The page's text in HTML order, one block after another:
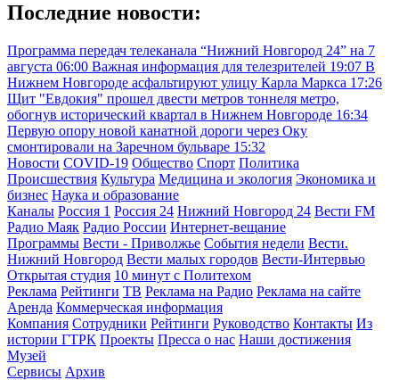
Последние новости:
Программа передач телеканала “Нижний Новгород 24” на 7
августа 06:00 Важная информация для телезрителей 19:07 В
Нижнем Новгороде асфальтируют улицу Карла Маркса 17:26
Щит "Евдокия" прошел двести метров тоннеля метро,
обогнув исторический квартал в Нижнем Новгороде 16:34
Первую опору новой канатной дороги через Оку
смонтировали на Заречном бульваре 15:32
Новости COVID-19 Общество Спорт Политика
Происшествия Культура Медицина и экология Экономика и
бизнес Наука и образование
Каналы Россия 1 Россия 24 Нижний Новгород 24 Вести FM
Радио Маяк Радио России Интернет-вещание
Программы Вести - Приволжье События недели Вести.
Нижний Новгород Вести малых городов Вести-Интервью
Открытая студия 10 минут с Политехом
Реклама Рейтинги ТВ Реклама на Радио Реклама на сайте
Аренда Коммерческая информация
Компания Сотрудники Рейтинги Руководство Контакты Из
истории ГТРК Проекты Пресса о нас Наши достижения
Музей
Сервисы Архив